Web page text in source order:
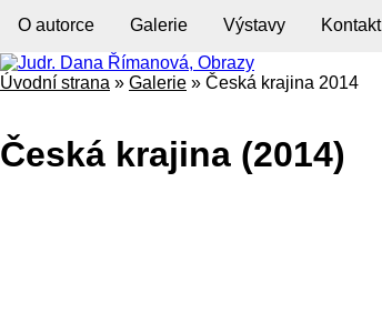
O autorce Galerie Výstavy Kontakt
Úvodní strana » Galerie » Česká krajina 2014
Česká krajina (2014)